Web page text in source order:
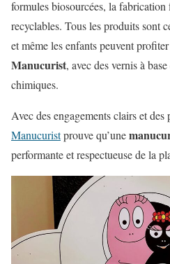
formules biosourcées, la fabrication
recyclables. Tous les produits sont
et même les enfants peuvent
Manucurist, avec des vernis à
chimiques.
Avec des engagements clairs et
Manucuristprouve qu’une
performante et respectueuse de la